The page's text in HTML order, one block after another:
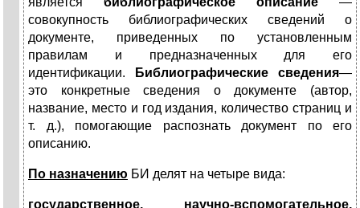
совокупность библиографических сведений о
документе, при­веденных по установленным
правилам и предназначенных для его
идентификации.
Библиографические сведения—
это конкретные сведения о документе (автор,
название, место и год издания, количество страниц и
т. д.), помогающие рас­познать документ по его
описанию.
По назначению БИ делят на четыре вида:
государствен­ное, научно-вспомогательное,